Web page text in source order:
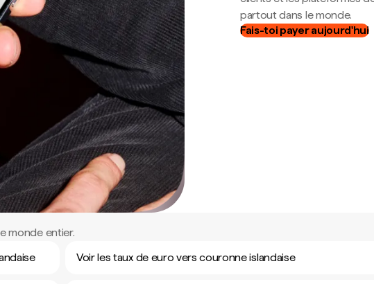
partout dans le monde.
Fais-toi payer aujourd'hui
monde entier.
Voir les taux de euro vers couronne islandaise